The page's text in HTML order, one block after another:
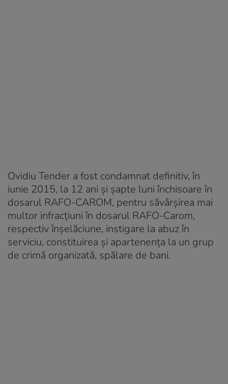
Ovidiu Tender a fost condamnat definitiv, în
iunie 2015, la 12 ani şi şapte luni închisoare în
dosarul RAFO-CAROM, pentru săvârşirea mai
multor infracţiuni în dosarul RAFO-Carom,
respectiv înşelăciune, instigare la abuz în
serviciu, constituirea şi apartenenţa la un grup
de crimă organizată, spălare de bani.